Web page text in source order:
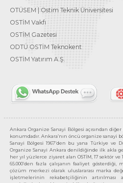
OTÜSEM | Ostim Teknik Üniversitesi
OSTİM Vakfı
OSTİM Gazetesi
ODTÜ OSTİM Teknokent
OSTİM Yatırım A.Ş.
Ankara Organize Sanayi Bölgesi açısından
konumdadır. Ankara’nın öncü organize sanayi
Sanayi Bölgesi 1967’den bu yana Türkiye ve
Organize Sanayi Ankara denildiğinde ilk akla
her yıl yüzlerce ziyaret alan OSTİM, 17 sektör ve
65.000’den fazla çalışanın faaliyet
çözüm merkezi olarak uluslararası marka
işletmelerinin rekabetçiliğinin artırılması